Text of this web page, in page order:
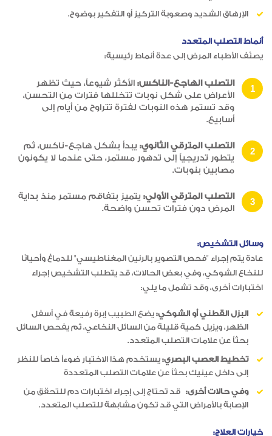
الإرهاق الشديد وصعوبة التركيز أو التفكير بوضوح.
أنماط التصلب المتعدد
يصنّف الأطباء المرض إلى عدة أنماط رئيسية:
التصلب الهاجع-الناكس: الأكثر شيوعاً، حيث تظهر
الأعراض على شكل نوبات تتخللها فترات من التحسن،
وقد تستمر هذه النوبات لفترة تتراوح من أيام إلى
أسابيع.
التصلب المترقي الثانوي: يبدأ بشكل هاجع-ناكس، ثم
يتطور تدريجياً إلى تدهور مستمر، حتى عندما لا يكونون
مصابين بنوبات.
التصلب المترقي الأولي: يتميز بتفاقم مستمر منذ بداية
المرض دون فترات تحسن واضحة.
وسائل التشخيص:
عادة يتم إجراء "فحص التصوير بالرنين المغناطيسي" للدماغ وأحيانًا
للنخاع الشوكي، وفي بعض الحالات، قد يتطلب التشخيص إجراء
اختبارات أخرى، وقد تشمل ما يلي:
البزل القطني أو الشوكي: يضع الطبيب إبرة رفيعة في أسفل
الظهر، ويزيل كمية قليلة من السائل النخاعي، ثم يفحص السائل
بحثاً عن علامات التصلب المتعدد.
تخطيط العصب البصري: يستخدم هذا الاختبار ضوءاً خاصاً للنظر
إلى داخل عينيك بحثاً عن علامات التصلب المتعددة
وفي حالات أخرى: قد تحتاج إلى إجراء اختبارات دم للتحقق من
الإصابة بالأمراض التي قد تكون مشابهة للتصلب المتعدد.
خيارات العلاج: